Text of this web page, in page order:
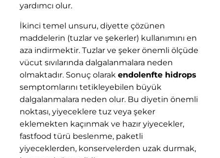
yardımcı olur.
İkinci temel unsuru, diyette çözünen
maddelerin (tuzlar ve şekerler) kullanımını en
aza indirmektir. Tuzlar ve şeker önemli ölçüde
vücut sıvılarında dalgalanmalara neden
olmaktadır. Sonuç olarak endolenfte hidrops
semptomlarını tetikleyebilen büyük
dalgalanmalara neden olur. Bu diyetin önemli ​​
noktası, yiyeceklere tuz veya şeker
eklemekten kaçınmak ve hazır yiyecekler,
fastfood türü beslenme, paketli
yiyeceklerden, konservelerden uzak durmak,